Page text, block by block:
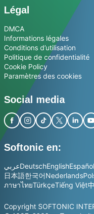
Légal
DMCA
Informations légales
Conditions d’utilisation
Politique de confidentialité
Cookie Policy
Paramètres des cookies
Social media
Softonic en:
عربيDeutschEnglishEspañol
日本語한국어Nederlands
ภาษาไทยTürkçeTiếng Việt
Copyright SOFTONIC